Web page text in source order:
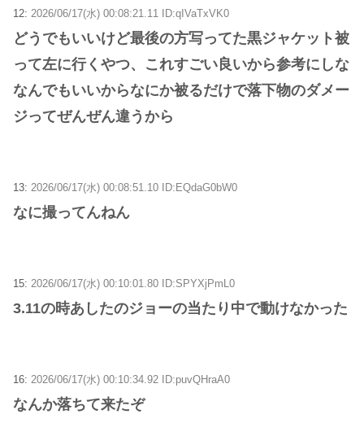
12: 2026/06/17(水) 00:08:21.11 ID:qIVaTxVK0
どうでもいいけど最後の方写ってた黒ジャケット被
って左に行くやつ、これすごい良いから参考にしな
なんでもいいからなにか被るだけで落下物のダメー
ジってぜんぜん違うから
13: 2026/06/17(水) 00:08:51.10 ID:EQdaG0bW0
なに撮ってんねん
15: 2026/06/17(水) 00:10:01.80 ID:SPYXjPmL0
3.11の時あしたのジョーの当たり中で動けなかった
16: 2026/06/17(水) 00:10:34.92 ID:puvQHraA0
なんか落ちて来たぞ